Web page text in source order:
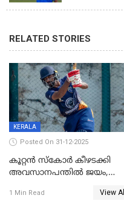
RELATED STORIES
KERALA
Posted On 31-12-2025
കൂറ്റൻ സ്കോർ കീഴടക്കി
അവസാനപന്തിൽ ജയം,
1 Min Read View All